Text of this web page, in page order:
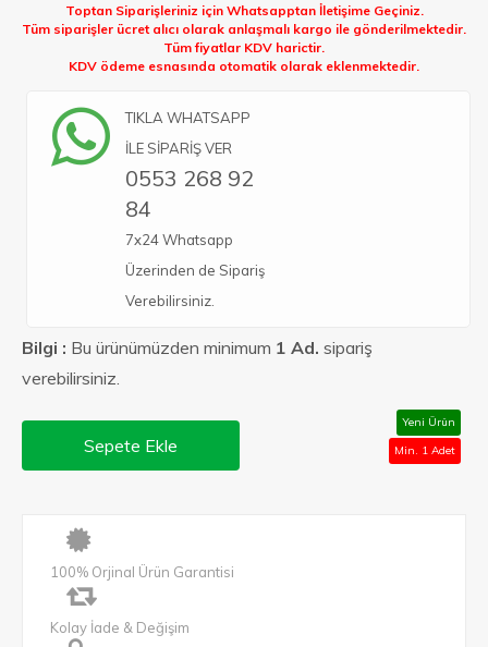
Toptan Siparişleriniz için Whatsapptan İletişime Geçiniz.
Tüm siparişler ücret alıcı olarak anlaşmalı kargo ile gönderilmektedir.
Tüm fiyatlar KDV harictir.
KDV ödeme esnasında otomatik olarak eklenmektedir.
TIKLA WHATSAPP
İLE SİPARİŞ VER
0553 268 92
84
7x24 Whatsapp
Üzerinden de Sipariş
Verebilirsiniz.
Bilgi : Bu ürünümüzden minimum 1 Ad. sipariş
verebilirsiniz.
Sepete Ekle
Yeni Ürün
Min. 1 Adet
100% Orjinal Ürün Garantisi
Kolay İade & Değişim